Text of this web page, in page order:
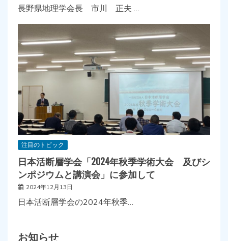
長野県地理学会長 市川 正夫 …
注目のトピック
日本活断層学会「2024年秋季学術大会 及びシ
ンポジウムと講演会」に参加して
2024年12月13日
日本活断層学会の2024年秋季…
お知らせ